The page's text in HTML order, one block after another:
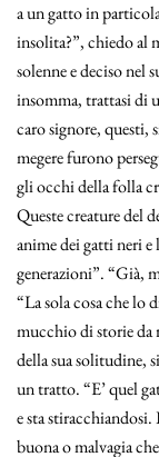
a un gatto in
insolita?”, chiedo al
solenne e deciso nel
insomma, trattasi di
caro signore, questi,
megere furono
gli occhi della folla
Queste creature del
anime dei gatti neri
generazioni”. “Già,
“La sola cosa che lo
mucchio di storie da
della sua solitudine,
un tratto. “E’ quel
e sta
buona o malvagia